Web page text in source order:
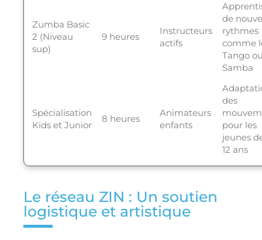
Zumba Basic
2 (Niveau
sup)
9 heures
Instructeurs
actifs
de
rythmes
comme
Tango
Samba
Spécialisation
Kids et Junior
8 heures
Animateurs
enfants
des
pour les
jeunes
12 ans
Le réseau ZIN : Un soutien
logistique et artistique